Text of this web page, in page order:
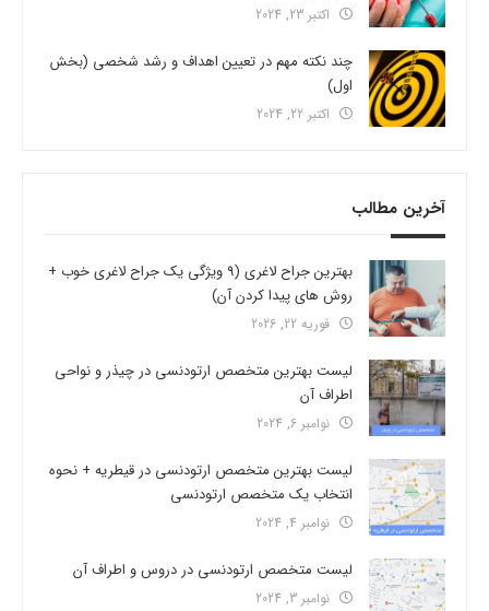
اکتبر 23, 2024
چند نکته مهم در تعیین اهداف و رشد شخصی (بخش
اول)
اکتبر 22, 2024
آخرین مطالب
بهترین جراح لاغری (9 ویژگی یک جراح لاغری خوب +
روش های پیدا کردن آن)
فوریه 22, 2026
لیست بهترین متخصص ارتودنسی در چیذر و نواحی
اطراف آن
نوامبر 6, 2024
لیست بهترین متخصص ارتودنسی در قیطریه + نحوه
انتخاب یک متخصص ارتودنسی
نوامبر 4, 2024
لیست متخصص ارتودنسی در دروس و اطراف آن
نوامبر 3, 2024